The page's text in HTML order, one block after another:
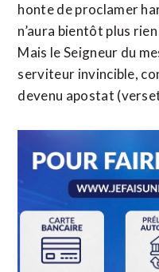
honte de proclamer
n’aura bientôt plus
Mais le Seigneur du
serviteur invincible,
devenu apostat